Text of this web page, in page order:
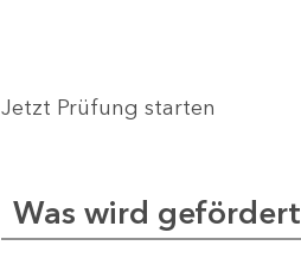
Jetzt Prüfung starten
Was wird